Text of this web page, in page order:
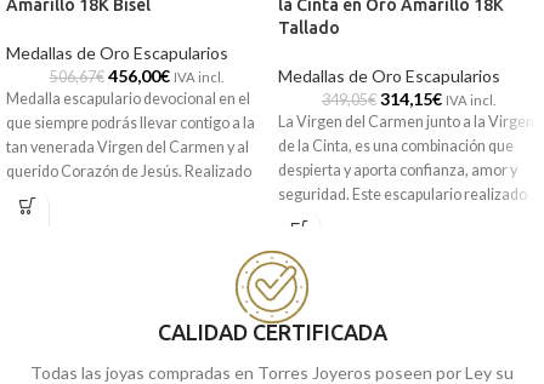
Amarillo 18K Bisel
Medallas de Oro Escapularios
506,67€ 456,00€ IVA incl.
Medalla escapulario devocional en el
que siempre podrás llevar contigo a la
tan venerada Virgen del Carmen y al
querido Corazón de Jesús. Realizado
en Oro amarillo de 18 kilates y 20 mm
de diámetro.
tiendas de Málaga, o si la compras
la Cinta en Oro Amarillo 18K
Tallado
Medallas de Oro Escapularios
349,05€ 314,15€ IVA incl.
La Virgen del Carmen junto a la Virgen
de la Cinta, es una combinación que
despierta y aporta confianza, amor y
seguridad. Este escapulario realizado
en Oro amarillo de 18 kilates, contiene
diámetro. Llévalo siempre contigo.
Puedes encontrarla en nuestras
tiendas de Málaga, o si la compras
CALIDAD CERTIFICADA
Todas las joyas compradas en Torres Joyeros poseen por Ley su